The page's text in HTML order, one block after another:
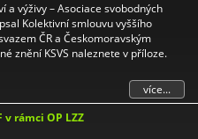
a výživy – Asociace svobodných
Kolektivní smlouvu vyššího
ČR a Českomoravským
znění KSVS naleznete v příloze.
více...
rámci OP LZZ